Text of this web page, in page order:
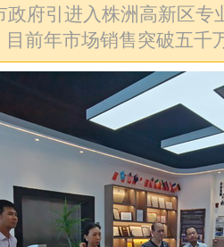
政府引进入株洲高新区
目前年市场销售突破五